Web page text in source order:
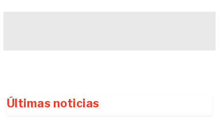
Últimas noticias